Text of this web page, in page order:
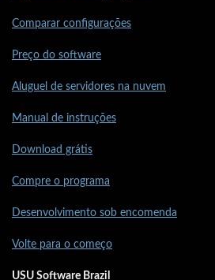
Comparar configurações
Preço do software
Aluguel de servidores na nuvem
Manual de instruções
Download grátis
Compre o programa
Desenvolvimento sob encomenda
Volte para o começo
USU Software Brazil